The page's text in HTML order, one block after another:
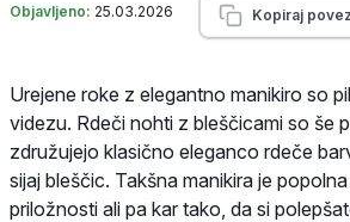
Objavljeno: 25.03.2026 Kopiraj
Urejene roke z elegantno manikiro so
videzu. Rdeči nohti z bleščicami so še
združujejo klasično eleganco rdeče
sijaj bleščic. Takšna manikira je
priložnosti ali pa kar tako, da si